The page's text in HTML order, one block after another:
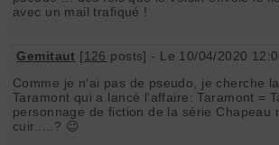
avec un mail trafiqué !
Gemitaut [126 posts] - Le 10/04/2020
Comme je n'ai pas de pseudo, je cherche
Taramont qui a lancé l'affaire: Taramont =
personnage de fiction de la série Chapeau
cuir.....? 😉